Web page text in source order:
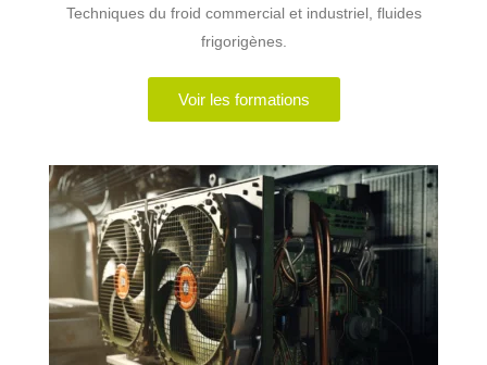
Techniques du froid commercial et industriel, fluides
frigorigènes.
Voir les formations